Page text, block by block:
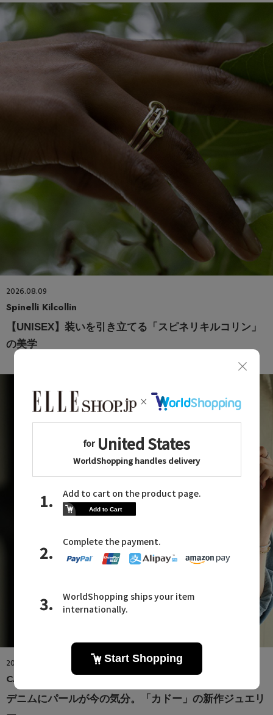
2026.08.09
Spinelli Kilcollin
【UNISEX】装いを引き立てる「スピネリキルコリン」
の美学
2026.08.09
CADEAUX
デニムにパールが今の気分。「カドー」の新作ジュエリ